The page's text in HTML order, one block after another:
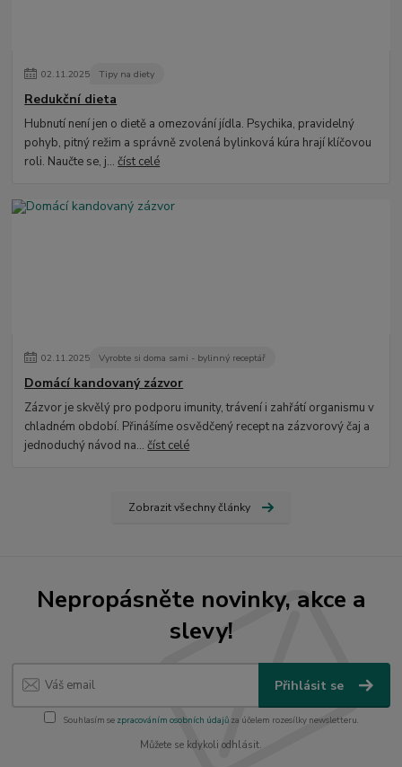
02.11.2025 Tipy na diety
Redukční dieta
Hubnutí není jen o dietě a omezování jídla. Psychika, pravidelný
pohyb, pitný režim a správně zvolená bylinková kúra hrají klíčovou
roli. Naučte se, j...číst celé
02.11.2025 Vyrobte si doma sami - bylinný receptář
Domácí kandovaný zázvor
Zázvor je skvělý pro podporu imunity, trávení i zahřátí organismu v
chladném období. Přinášíme osvědčený recept na zázvorový čaj a
jednoduchý návod na...číst celé
Zobrazit všechny články
Nepropásněte novinky, akce a
slevy!
Přihlásit se
Souhlasím se zpracováním osobních údajůza účelem rozesílky newsletteru.
Můžete se kdykoli odhlásit.